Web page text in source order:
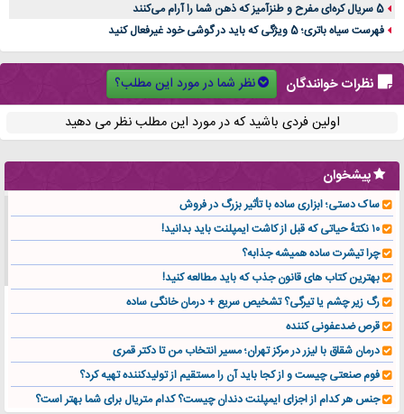
5 سریال کره‌ای مفرح و طنزآمیز که ذهن شما را آرام می‌کنند
فهرست سیاه باتری؛ 5 ویژگی که باید در گوشی خود غیرفعال کنید
نظرات خوانندگان
نظر شما در مورد این مطلب؟
اولین فردی باشید که در مورد این مطلب نظر می دهید
پیشخوان
ساک دستی؛ ابزاری ساده با تأثیر بزرگ در فروش
۱۰ نکتهٔ حیاتی که قبل از کاشت ایمپلنت باید بدانید!
چرا تیشرت ساده همیشه جذابه؟
بهترین کتاب های قانون جذب که باید مطالعه کنید!
رگ زیر چشم یا تیرگی؟ تشخیص سریع + درمان خانگی ساده
قرص ضدعفونی کننده
درمان شقاق با لیزر در مرکز تهران؛ مسیر انتخاب من تا دکتر قمری
فوم صنعتی چیست و از کجا باید آن را مستقیم از تولیدکننده تهیه کرد؟
جنس هر کدام از اجزای ایمپلنت دندان چیست؟ کدام متریال برای شما بهتر است؟